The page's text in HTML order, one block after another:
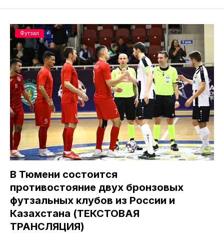
В Тюмени состоится
противостояние двух бронзовых
футзальных клубов из России и
Казахстана (ТЕКСТОВАЯ
ТРАНСЛЯЦИЯ)
Футзал